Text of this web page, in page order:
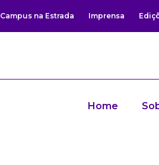
Campus na Estrada Imprensa
Home